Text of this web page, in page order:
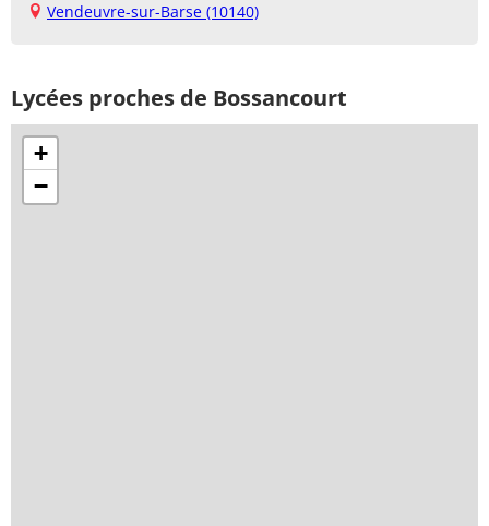
Vendeuvre-sur-Barse (10140)
Lycées proches de Bossancourt
+
−